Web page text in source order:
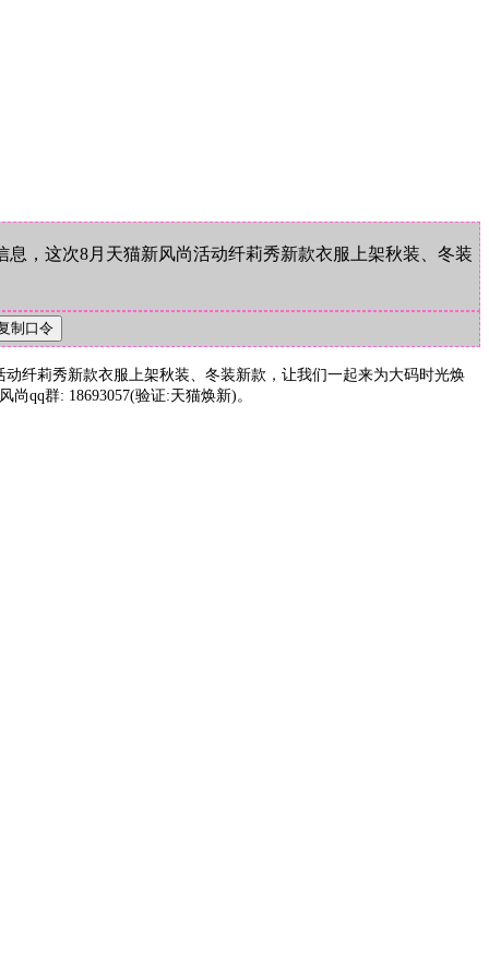
，这次8月天猫新风尚活动纤莉秀新款衣服上架秋装、冬装
纤莉秀新款衣服上架秋装、冬装新款，让我们一起来为大码时光焕
qq群: 18693057(验证:天猫焕新)。